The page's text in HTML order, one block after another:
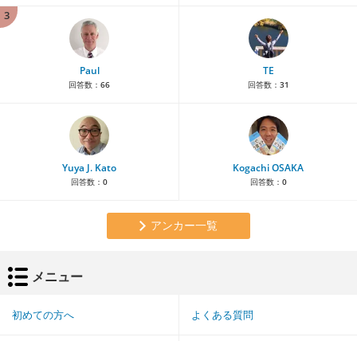
3
Paul
回答数： 66
TE
回答数： 31
Yuya J. Kato
回答数： 0
Kogachi OSAKA
回答数： 0
アンカー一覧
メニュー
初めての方へ よくある質問